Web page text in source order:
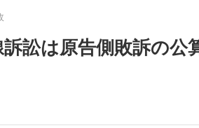
訟は原告側敗訴の公